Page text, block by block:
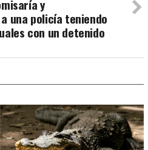
y
una policía teniendo
con un detenido